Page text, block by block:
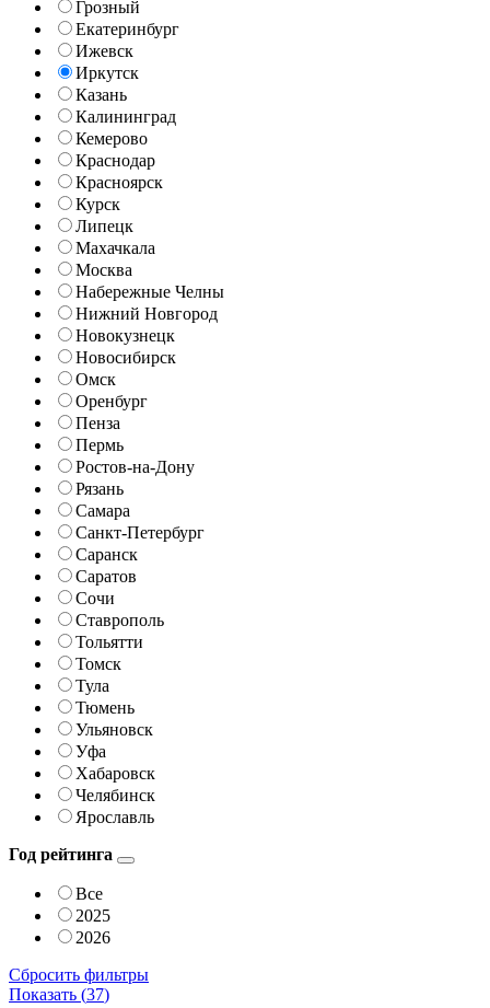
Грозный
Екатеринбург
Ижевск
Иркутск
Казань
Калининград
Кемерово
Краснодар
Красноярск
Курск
Липецк
Махачкала
Москва
Набережные Челны
Нижний Новгород
Новокузнецк
Новосибирск
Омск
Оренбург
Пенза
Пермь
Ростов-на-Дону
Рязань
Самара
Санкт-Петербург
Саранск
Саратов
Сочи
Ставрополь
Тольятти
Томск
Тула
Тюмень
Ульяновск
Уфа
Хабаровск
Челябинск
Ярославль
Год рейтинга
Все
2025
2026
Сбросить фильтры
Показать (37)